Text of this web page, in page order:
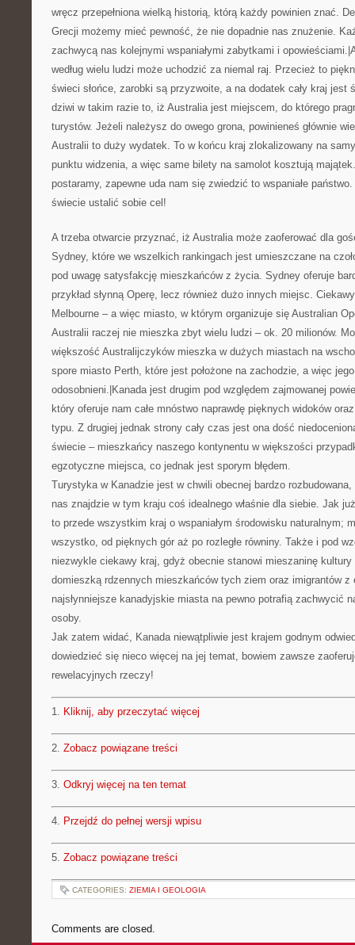
wręcz przepełniona wielką historią, którą każdy powinien znać.
Grecji możemy mieć pewność, że nie dopadnie nas znużenie.
zachwycą nas kolejnymi wspaniałymi zabytkami i
według wielu ludzi może uchodzić za niemal raj. Przecież to
świeci słońce, zarobki są przyzwoite, a na dodatek cały kraj jest
dziwi w takim razie to, iż Australia jest miejscem, do którego
turystów. Jeżeli należysz do owego grona, powinieneś głównie
Australii to duży wydatek. To w końcu kraj zlokalizowany na
punktu widzenia, a więc same bilety na samolot kosztują
postaramy, zapewne uda nam się zwiedzić to wspaniałe
świecie ustalić sobie cel!
A trzeba otwarcie przyznać, iż Australia może zaoferować dla
Sydney, które we wszelkich rankingach jest umieszczane na
pod uwagę satysfakcję mieszkańców z życia. Sydney oferuje
przykład słynną Operę, lecz również dużo innych miejsc.
Melbourne – a więc miasto, w którym organizuje się Australian
Australii raczej nie mieszka zbyt wielu ludzi – ok. 20 milionów.
większość Australijczyków mieszka w dużych miastach na
spore miasto Perth, które jest położone na zachodzie, a więc
odosobnieni.|Kanada jest drugim pod względem zajmowanej
który oferuje nam całe mnóstwo naprawdę pięknych widoków
typu. Z drugiej jednak strony cały czas jest ona dość
świecie – mieszkańcy naszego kontynentu w większości
egzotyczne miejsca, co jednak jest sporym błędem.
Turystyka w Kanadzie jest w chwili obecnej bardzo
nas znajdzie w tym kraju coś idealnego właśnie dla siebie. Jak
to przede wszystkim kraj o wspaniałym środowisku naturalnym;
wszystko, od pięknych gór aż po rozległe równiny. Także i pod
niezwykle ciekawy kraj, gdyż obecnie stanowi mieszaninę
domieszką rdzennych mieszkańców tych ziem oraz imigrantów z
najsłynniejsze kanadyjskie miasta na pewno potrafią zachwycić
osoby.
Jak zatem widać, Kanada niewątpliwie jest krajem godnym
dowiedzieć się nieco więcej na jej temat, bowiem zawsze
rewelacyjnych rzeczy!
1. Kliknij, aby przeczytać więcej
2. Zobacz powiązane treści
3. Odkryj więcej na ten temat
4. Przejdź do pełnej wersji wpisu
5. Zobacz powiązane treści
CATEGORIES: ZIEMIA I GEOLOGIA
Comments are closed.